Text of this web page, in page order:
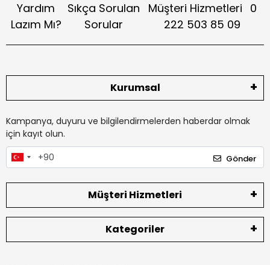
Yardım
Lazım Mı?
Sıkça Sorulan
Sorular
Müşteri Hizmetleri 0
222 503 85 09
Kurumsal
Kampanya, duyuru ve bilgilendirmelerden haberdar olmak
için kayıt olun.
Gönder
Müşteri Hizmetleri
Kategoriler